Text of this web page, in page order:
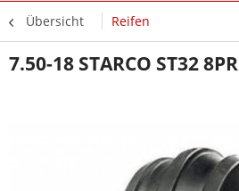
Übersicht Reifen
7.50-18 STARCO ST32 8PR